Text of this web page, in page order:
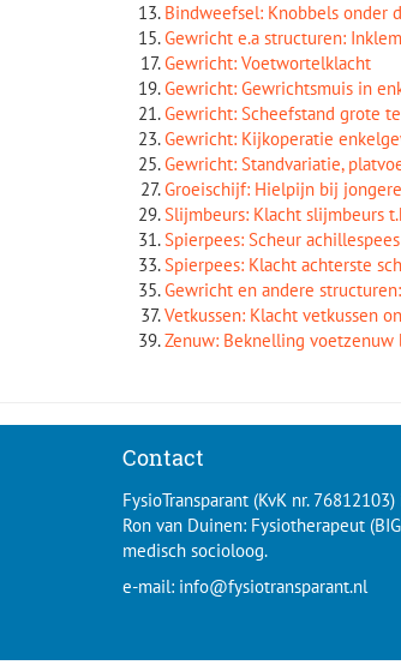
Bindweefsel: Knobbels onder
Gewricht e.a structuren:
Gewricht: Voetwortelklacht
Gewricht: Gewrichtsmuis in
Gewricht: Scheefstand grote
Gewricht: Kijkoperatie
Gewricht: Standvariatie,
Groeischijf: Hielpijn bij
Slijmbeurs: Klacht slijmbeurs
Spierpees: Scheur achillespees
Spierpees: Klacht achterste
Gewricht en andere
Vetkussen: Klacht vetkussen
Zenuw: Beknelling
Contact
FysioTransparant (KvK nr.
Ron van Duinen: Fysiotherapeut
medisch socioloog.
e-mail: info@fysiotransparant.nl